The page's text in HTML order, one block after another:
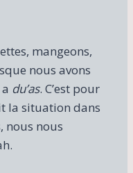
mangeons,
nous avons
du’as. C’est pour
la situation dans
nous nous